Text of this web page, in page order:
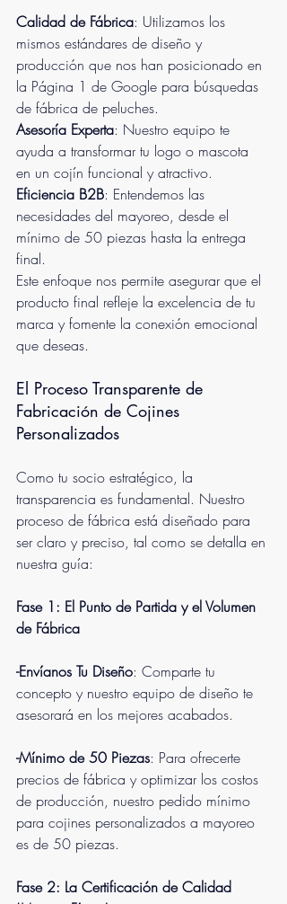
Calidad de Fábrica: Utilizamos los
mismos estándares de diseño y
producción que nos han posicionado en
la Página 1 de Google para búsquedas
de fábrica de peluches.
Asesoría Experta: Nuestro equipo te
ayuda a transformar tu logo o mascota
en un cojín funcional y atractivo.
Eficiencia B2B: Entendemos las
necesidades del mayoreo, desde el
mínimo de 50 piezas hasta la entrega
final.
Este enfoque nos permite asegurar que el
producto final refleje la excelencia de tu
marca y fomente la conexión emocional
que deseas.
El Proceso Transparente de
Fabricación de Cojines
Personalizados
Como tu socio estratégico, la
transparencia es fundamental. Nuestro
proceso de fábrica está diseñado para
ser claro y preciso, tal como se detalla en
nuestra guía:
Fase 1: El Punto de Partida y el Volumen
de Fábrica
-Envíanos Tu Diseño: Comparte tu
concepto y nuestro equipo de diseño te
asesorará en los mejores acabados.
-Mínimo de 50 Piezas: Para ofrecerte
precios de fábrica y optimizar los costos
de producción, nuestro pedido mínimo
para cojines personalizados a mayoreo
es de 50 piezas.
Fase 2: La Certificación de Calidad